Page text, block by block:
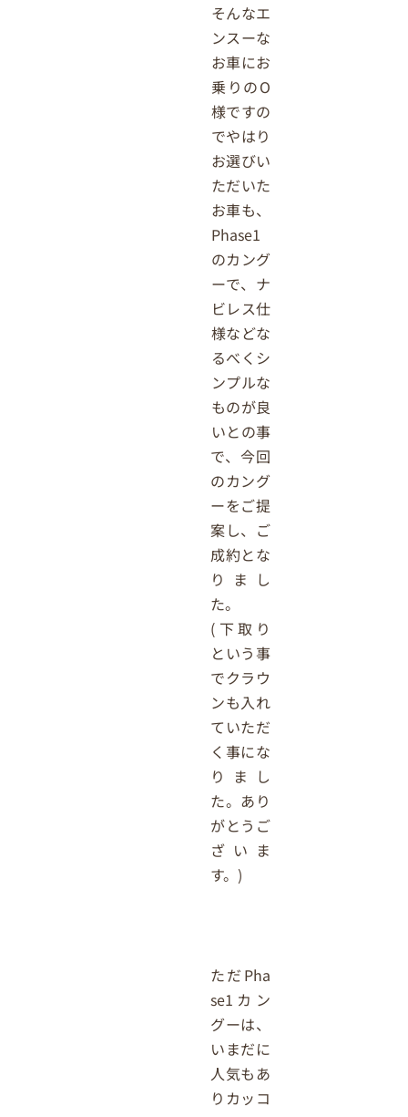
そんなエ
ンスーな
お車にお
乗りのO
様ですの
でやはり
お選びい
ただいた
お車も、
Phase1
のカング
ーで、ナ
ビレス仕
様などな
るべくシ
ンプルな
ものが良
いとの事
で、今回
のカング
ーをご提
案し、ご
成約とな
りまし
た。
(下取り
という事
でクラウ
ンも入れ
ていただ
く事にな
りまし
た。あり
がとうご
ざいま
す。)
ただPha
se1カン
グーは、
いまだに
人気もあ
りカッコ